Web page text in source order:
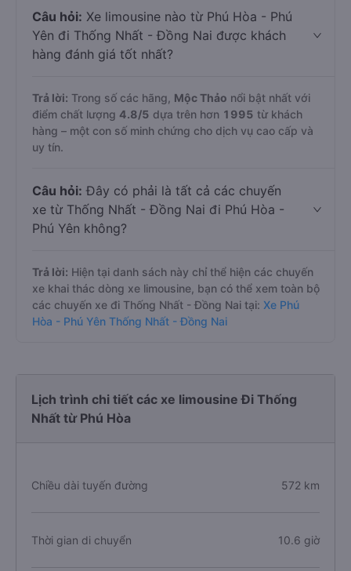
Câu hỏi: Xe limousine nào từ Phú Hòa - Phú
Yên đi Thống Nhất - Đồng Nai được khách
hàng đánh giá tốt nhất?
Trả lời: Trong số các hãng, Mộc Thảo nổi bật nhất với
điểm chất lượng 4.8/5 dựa trên hơn 1995 từ khách
hàng – một con số minh chứng cho dịch vụ cao cấp và
uy tín.
Câu hỏi: Đây có phải là tất cả các chuyến
xe từ Thống Nhất - Đồng Nai đi Phú Hòa -
Phú Yên không?
Trả lời: Hiện tại danh sách này chỉ thể hiện các chuyến
xe khai thác dòng xe limousine, bạn có thể xem toàn bộ
các chuyến xe đi Thống Nhất - Đồng Nai tại: Xe Phú
Hòa - Phú Yên Thống Nhất - Đồng Nai
Lịch trình chi tiết các xe limousine Đi Thống
Nhất từ Phú Hòa
Chiều dài tuyến đường 572 km
Thời gian di chuyển 10.6 giờ